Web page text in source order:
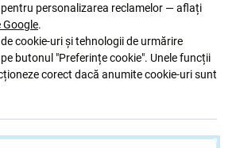
periodic informații despre reduceri și
În același timp, prin trimiterea acestui
peste 16 ani
personalizarea reclamelor — aflați
Google.
cookie-uri și tehnologii de urmărire
butonul "Preferințe cookie". Unele funcții
corect dacă anumite cookie-uri sunt